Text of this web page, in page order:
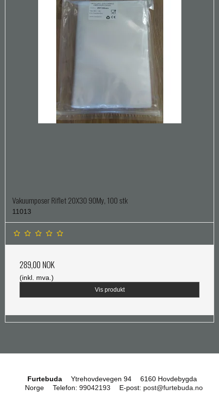
Vakuumposer Riflet 20X30 90My, 100 stk
11013
289,00 NOK
(inkl. mva.)
Vis produkt
Furtebuda Ytrehovdevegen 94
6160 Hovdebygda
Norge
Telefon: 99042193 E-post: post@furtebuda.no